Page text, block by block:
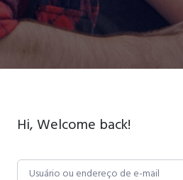
Hi, Welcome back!